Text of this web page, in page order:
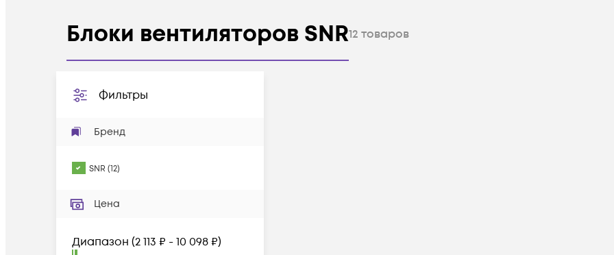
Блоки вентиляторов SNR12 товаров
Фильтры
Бренд
SNR (12)
Цена
Диапазон (2 113 ₽ - 10 098 ₽)